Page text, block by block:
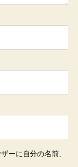
ーに自分の名前、